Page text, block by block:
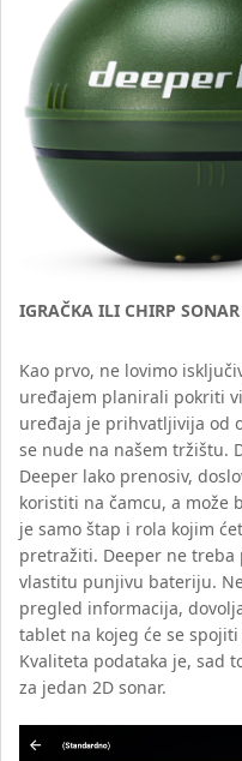
IGRAČKA ILI CHIRP SONAR
Kao prvo, ne lovimo
uređajem planirali pokriti
uređaja je prihvatljivija od
se nude na našem tržištu.
Deeper lako prenosiv,
koristiti na čamcu, a može
je samo štap i rola kojim
pretražiti. Deeper ne
vlastitu punjivu bateriju.
pregled informacija,
tablet na kojeg će se
Kvaliteta podataka je, sad
za jedan 2D sonar.